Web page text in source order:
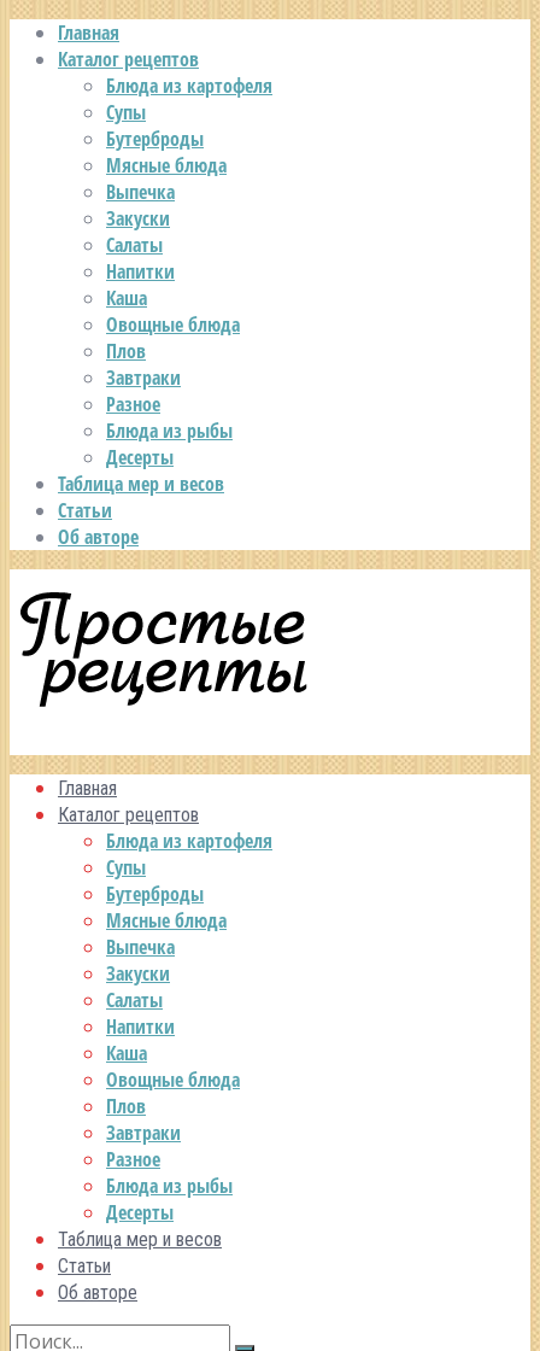
Главная
Каталог рецептов
Блюда из картофеля
Супы
Бутерброды
Мясные блюда
Выпечка
Закуски
Салаты
Напитки
Каша
Овощные блюда
Плов
Завтраки
Разное
Блюда из рыбы
Десерты
Таблица мер и весов
Статьи
Об авторе
Главная
Каталог рецептов
Блюда из картофеля
Супы
Бутерброды
Мясные блюда
Выпечка
Закуски
Салаты
Напитки
Каша
Овощные блюда
Плов
Завтраки
Разное
Блюда из рыбы
Десерты
Таблица мер и весов
Статьи
Об авторе